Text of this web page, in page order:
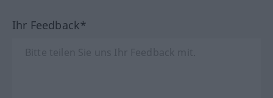
Ihr Feedback*